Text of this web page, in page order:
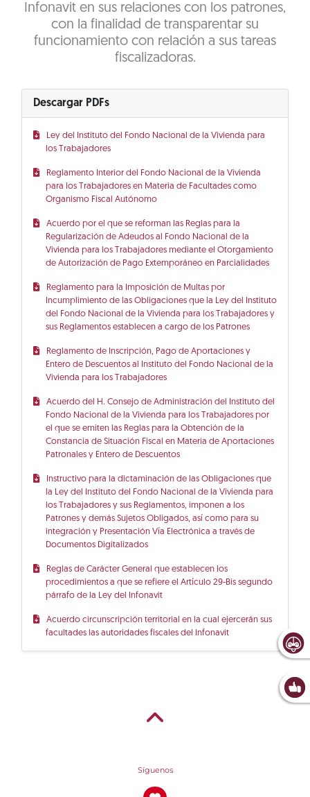
Infonavit en sus relaciones con los patrones,
con la finalidad de transparentar su
funcionamiento con relación a sus tareas
fiscalizadoras.
Descargar PDFs
Ley del Instituto del Fondo Nacional de la Vivienda para
los Trabajadores
Reglamento Interior del Fondo Nacional de la Vivienda
para los Trabajadores en Materia de Facultades como
Organismo Fiscal Autónomo
Acuerdo por el que se reforman las Reglas para la
Regularización de Adeudos al Fondo Nacional de la
Vivienda para los Trabajadores mediante el Otorgamiento
de Autorización de Pago Extemporáneo en Parcialidades
Reglamento para la Imposición de Multas por
Incumplimiento de las Obligaciones que la Ley del Instituto
del Fondo Nacional de la Vivienda para los Trabajadores y
sus Reglamentos establecen a cargo de los Patrones
Reglamento de Inscripción, Pago de Aportaciones y
Entero de Descuentos al Instituto del Fondo Nacional de la
Vivienda para los Trabajadores
Acuerdo del H. Consejo de Administración del Instituto del
Fondo Nacional de la Vivienda para los Trabajadores por
el que se emiten las Reglas para la Obtención de la
Constancia de Situación Fiscal en Materia de Aportaciones
Patronales y Entero de Descuentos
Instructivo para la dictaminación de las Obligaciones que
la Ley del Instituto del Fondo Nacional de la Vivienda para
los Trabajadores y sus Reglamentos, imponen a los
Patrones y demás Sujetos Obligados, así como para su
integración y Presentación Vía Electrónica a través de
Documentos Digitalizados
Reglas de Carácter General que establecen los
procedimientos a que se refiere el Artículo 29-Bis segundo
párrafo de la Ley del Infonavit
Acuerdo circunscripción territorial en la cual ejercerán sus
facultades las autoridades fiscales del Infonavit
Síguenos